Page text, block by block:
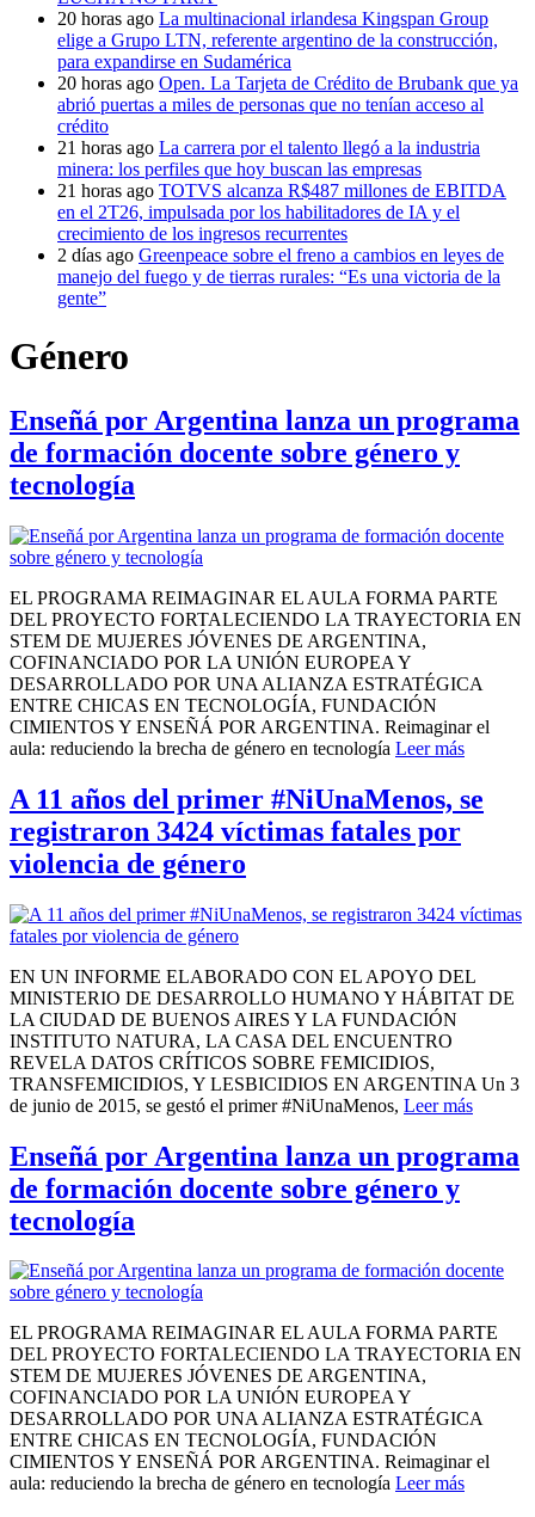
20 horas ago La multinacional irlandesa Kingspan Group
elige a Grupo LTN, referente argentino de la construcción,
para expandirse en Sudamérica
20 horas ago Open. La Tarjeta de Crédito de Brubank que ya
abrió puertas a miles de personas que no tenían acceso al
crédito
21 horas ago La carrera por el talento llegó a la industria
minera: los perfiles que hoy buscan las empresas
21 horas ago TOTVS alcanza R$487 millones de EBITDA
en el 2T26, impulsada por los habilitadores de IA y el
crecimiento de los ingresos recurrentes
2 días ago Greenpeace sobre el freno a cambios en leyes de
manejo del fuego y de tierras rurales: “Es una victoria de la
gente”
Género
Enseñá por Argentina lanza un programa
de formación docente sobre género y
tecnología
EL PROGRAMA REIMAGINAR EL AULA FORMA PARTE
DEL PROYECTO FORTALECIENDO LA TRAYECTORIA EN
STEM DE MUJERES JÓVENES DE ARGENTINA,
COFINANCIADO POR LA UNIÓN EUROPEA Y
DESARROLLADO POR UNA ALIANZA ESTRATÉGICA
ENTRE CHICAS EN TECNOLOGÍA, FUNDACIÓN
CIMIENTOS Y ENSEÑÁ POR ARGENTINA. Reimaginar el
aula: reduciendo la brecha de género en tecnología Leer más
A 11 años del primer #NiUnaMenos, se
registraron 3424 víctimas fatales por
violencia de género
EN UN INFORME ELABORADO CON EL APOYO DEL
MINISTERIO DE DESARROLLO HUMANO Y HÁBITAT DE
LA CIUDAD DE BUENOS AIRES Y LA FUNDACIÓN
INSTITUTO NATURA, LA CASA DEL ENCUENTRO
REVELA DATOS CRÍTICOS SOBRE FEMICIDIOS,
TRANSFEMICIDIOS, Y LESBICIDIOS EN ARGENTINA Un 3
de junio de 2015, se gestó el primer #NiUnaMenos, Leer más
Enseñá por Argentina lanza un programa
de formación docente sobre género y
tecnología
EL PROGRAMA REIMAGINAR EL AULA FORMA PARTE
DEL PROYECTO FORTALECIENDO LA TRAYECTORIA EN
STEM DE MUJERES JÓVENES DE ARGENTINA,
COFINANCIADO POR LA UNIÓN EUROPEA Y
DESARROLLADO POR UNA ALIANZA ESTRATÉGICA
ENTRE CHICAS EN TECNOLOGÍA, FUNDACIÓN
CIMIENTOS Y ENSEÑÁ POR ARGENTINA. Reimaginar el
aula: reduciendo la brecha de género en tecnología Leer más